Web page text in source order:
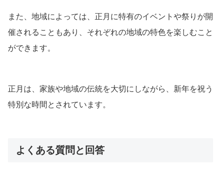
また、地域によっては、正月に特有のイベントや祭りが開
催されることもあり、それぞれの地域の特色を楽しむこと
ができます。
正月は、家族や地域の伝統を大切にしながら、新年を祝う
特別な時間とされています。
よくある質問と回答